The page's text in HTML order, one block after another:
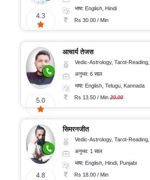
4.3
भाषा: English, Hindi
Rs 30.00 / Min
5.0
आचार्य तेजस
Vedic-Astrology, Tarot-Reading, Numerology, Vasthu, Fengshui, Nadi-Astrology, Psychology, Medical-Astrology,
अनुभव: 6 साल
भाषा: English, Telugu, Kannada
Rs 13.50 / Min20.00
4.8
सिमरनजीत
Vedic-Astrology, Tarot-Reading, Nadi-Astrology, Psychology,
अनुभव: 1 साल
भाषा: English, Hindi, Punjabi
Rs 18.00 / Min